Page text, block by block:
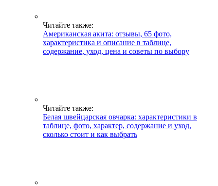
Читайте также:
Американская акита: отзывы, 65 фото,
характеристика и описание в таблице,
содержание, уход, цена и советы по выбору
Читайте также:
Белая швейцарская овчарка: характеристики в
таблице, фото, характер, содержание и уход,
сколько стоит и как выбрать